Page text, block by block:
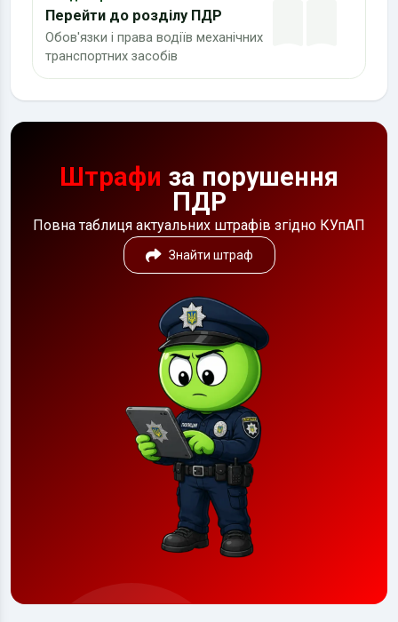
Перейти до розділу ПДР
Обов'язки і права водіїв механічних
транспортних засобів
Штрафи за порушення
ПДР
Повна таблиця актуальних штрафів згідно КУпАП
Знайти штраф